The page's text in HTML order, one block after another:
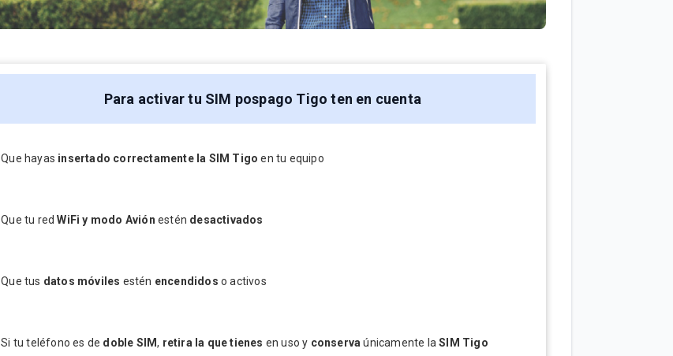
Para activar tu SIM pospago Tigo ten en cuenta
Que hayas insertado correctamente la SIM Tigo en tu equipo
Que tu red WiFi y modo Avión estén desactivados
Que tus datos móviles estén encendidos o activos
Si tu teléfono es de doble SIM, retira la que tienes en uso y conserva únicamente la SIM Tigo